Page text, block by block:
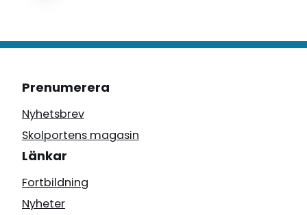
Prenumerera
Nyhetsbrev
Skolportens magasin
Länkar
Fortbildning
Nyheter